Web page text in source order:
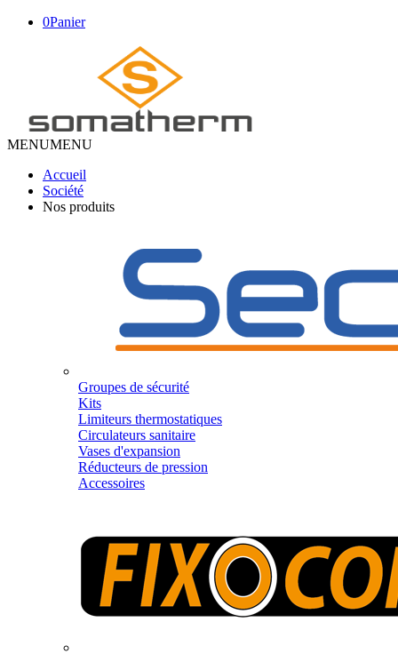
0Panier
MENUMENU
Accueil
Société
Nos produits
Groupes de sécurité
Kits
Limiteurs thermostatiques
Circulateurs sanitaire
Vases d'expansion
Réducteurs de pression
Accessoires